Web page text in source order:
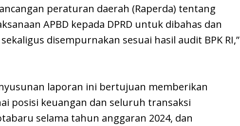
peraturan daerah (Raperda) tentang
APBD kepada DPRD untuk dibahas dan
disempurnakan sesuai hasil audit BPK RI,”
laporan ini bertujuan memberikan
posisi keuangan dan seluruh transaksi
selama tahun anggaran 2024, dan